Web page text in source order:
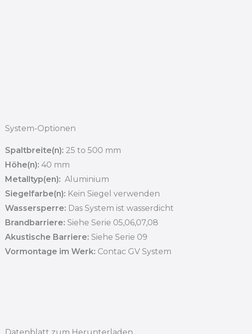
System-Optionen
Spaltbreite(n): 25 to 500 mm
Höhe(n): 40 mm
Metalltyp(en): Aluminium
Siegelfarbe(n): Kein Siegel verwenden
Wassersperre: Das System ist wasserdicht
Brandbarriere: Siehe Serie 05,06,07,08
Akustische Barriere: Siehe Serie 09
Vormontage im Werk: Contac GV System